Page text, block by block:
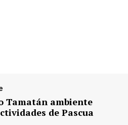
Tamatán ambiente
de Pascua